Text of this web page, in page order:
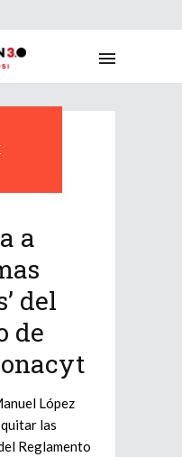
a
del
de
López
las
Reglamento